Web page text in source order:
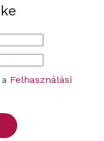
Felhasználási